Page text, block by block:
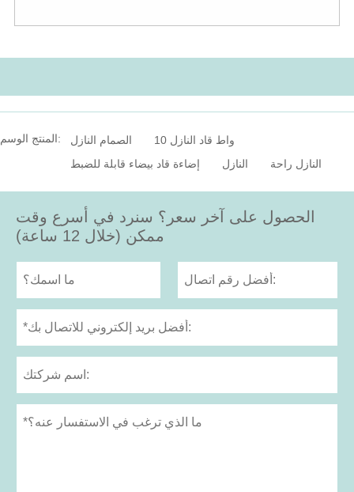
المنتج الوسم: الصمام النازل
10 واط قاد النازل
إضاءة قاد بيضاء قابلة للضبط
النازل النازل راحة
الحصول على آخر سعر؟ سنرد في أسرع وقت
ممكن (خلال 12 ساعة)